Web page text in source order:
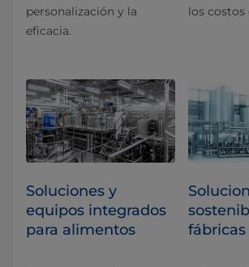
personalización y la
eficacia.
los costos
Soluciones y
equipos integrados
para alimentos
fábricas